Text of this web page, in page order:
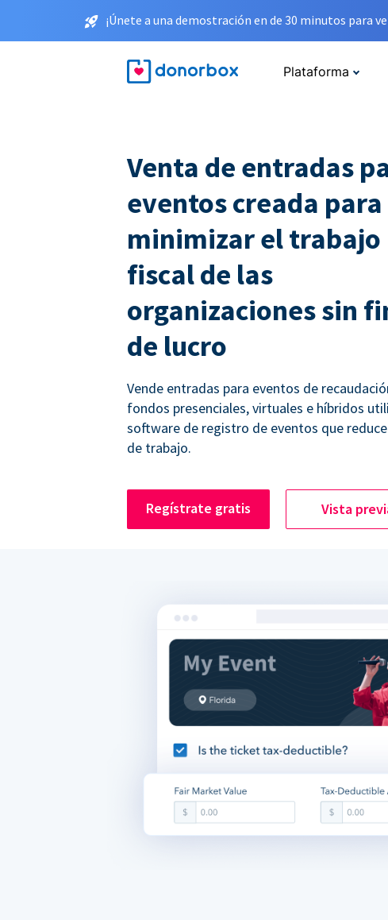
¡Únete a una demostración en de 30 minutos para
Plataforma
Venta de entradas
eventos creada para
minimizar el trabajo
fiscal de las
organizaciones sin
de lucro
Vende entradas para eventos de
fondos presenciales, virtuales e híbridos
software de registro de eventos que
de trabajo.
Regístrate gratis Vista